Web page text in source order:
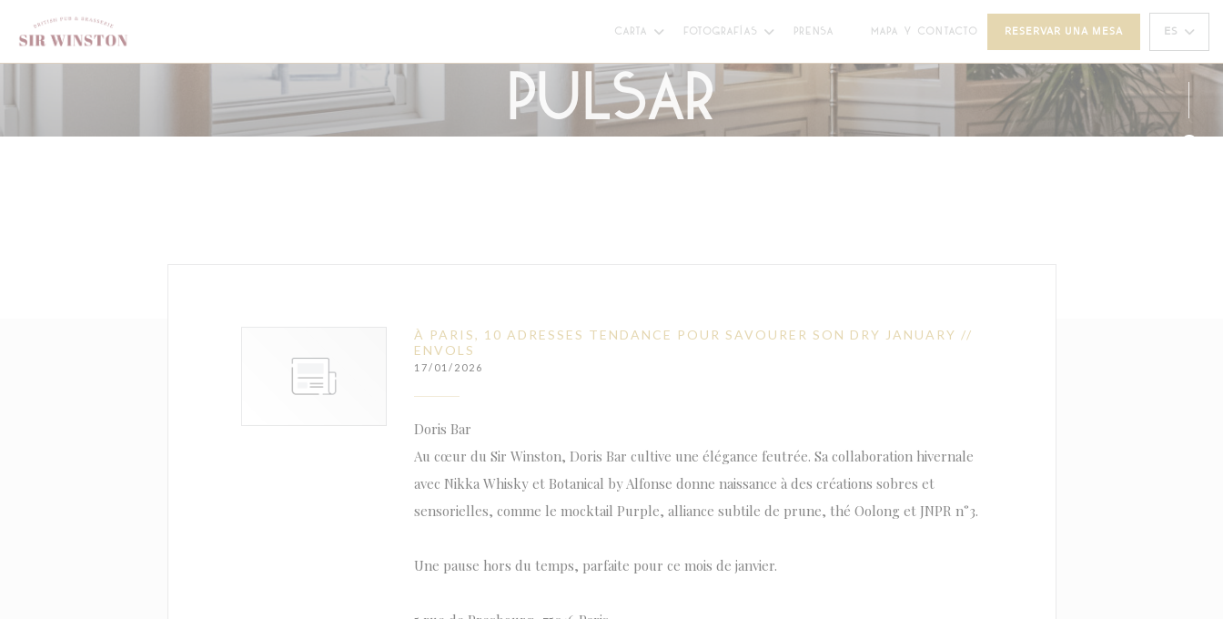
Personalización de sus opciones de cookies
CARTA FOTOGRAFÍAS PRENSA MAPA Y CONTACTO RESERVAR UNA MESA ES
Pulsar
À PARIS, 10 ADRESSES TENDANCE POUR SAVOURER SON DRY JANUARY //
ENVOLS
17/01/2026
Doris Bar
Au cœur du Sir Winston, Doris Bar cultive une élégance feutrée. Sa collaboration hivernale
avec Nikka Whisky et Botanical by Alfonse donne naissance à des créations sobres et
sensorielles, comme le mocktail Purple, alliance subtile de prune, thé Oolong et JNPR n°3.
Une pause hors du temps, parfaite pour ce mois de janvier.